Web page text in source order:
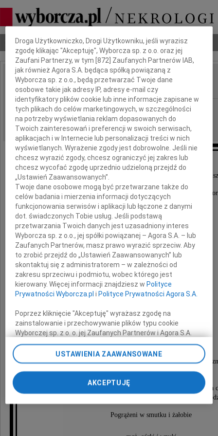
Nekrologi Odeszli Poradnik pogrzebowy
IMIĘ I NAZWISKO: Irena Dolińska
REGION: Opole
DATA EMISJI: 21.01.2020
"Żyłaś dla nas,
byłaś najwspanialszą matką, troskliwą żoną,
Z głębokim żalem zawiadamiamy, że po długiej
dnia 17 stycznia 2020 roku, zmarła
Irena Dolińska
z domu Kurianowicz
Była nauczycielka akademicka Wyższej Szkoły
oraz Uniwersytetu Opolskiego.
Ceremonia pogrzebowa odbędzie się w nowej kaplicy na
komunalnym w Opolu w dniu 24 stycznia 2020 roku o
Pogrążeni w smutku i żałobie
Dbamy o Twoją prywatność
Droga Użytkowniczko, Drogi Użytkowniku, jeśli wyrazisz
zgodę klikając "Akceptuję", Wyborcza sp. z o.o. oraz jej
Zaufani Partnerzy, w tym [872 ] Zaufanych Partnerów IAB,
jak również Agora S.A. będąca spółką powiązaną z
Wyborcza sp. z o.o., będą przetwarzać Twoje dane
osobowe takie jak adresy IP, adresy e-mail czy
identyfikatory plików cookie lub inne informacje zapisane w
tych plikach do celów marketingowych, w szczególności
na potrzeby wyświetlania reklam dopasowanych do
Twoich zainteresowań i preferencji w swoich serwisach,
aplikacjach i w Internecie lub personalizacji treści w nich
wyświetlanych. Wyrażenie zgody jest dobrowolne. Jeśli nie
chcesz wyrazić zgody, chcesz ograniczyć jej zakres lub
chcesz wycofać zgodę uprzednio udzieloną przejdź do
„Ustawień Zaawansowanych”.
Twoje dane osobowe mogą być przetwarzane także do
celów badania i mierzenia informacji dotyczących
funkcjonowania serwisów i aplikacji lub łączone z danymi
dot. świadczonych Tobie usług. Jeśli podstawą
przetwarzania Twoich danych jest uzasadniony interes
Wyborcza sp. z o.o., jej spółki powiązanej – Agora S.A. – lub
Zaufanych Partnerów, masz prawo wyrazić sprzeciw. Aby
to zrobić przejdź do „Ustawień Zaawansowanych” lub
skontaktuj się z administratorem – w zależności od
zakresu sprzeciwu i podmiotu, wobec którego jest
kierowany. Więcej informacji znajdziesz w Polityce
Prywatności Wyborcza.pl i Polityce Prywatności Agora S.A.
Poprzez kliknięcie "Akceptuję" wyrażasz zgodę na
zainstalowanie i przechowywanie plików typu cookie
Wyborczej sp. z o. o. jej Zaufanych Partnerów i Agora S.A.
na Twoim urządzeniu końcowym. Możesz też w każdej
chwili zmienić swoje preferencje dot. plików cookie,
ponownie wywołując narzędzie do zarządzania Twoimi
preferencjami dot. przetwarzania danych poprzez
odnośnik „Ustawienia prywatności” w stopce serwisu i
przechodząc do sekcji „Ustawienia zaawansowane”.
pomocą ustawień przeglądarki.
USTAWIENIA ZAAWANSOWANE
AKCEPTUJĘ